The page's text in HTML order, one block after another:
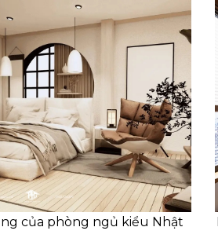
của phòng ngủ kiểu Nhật